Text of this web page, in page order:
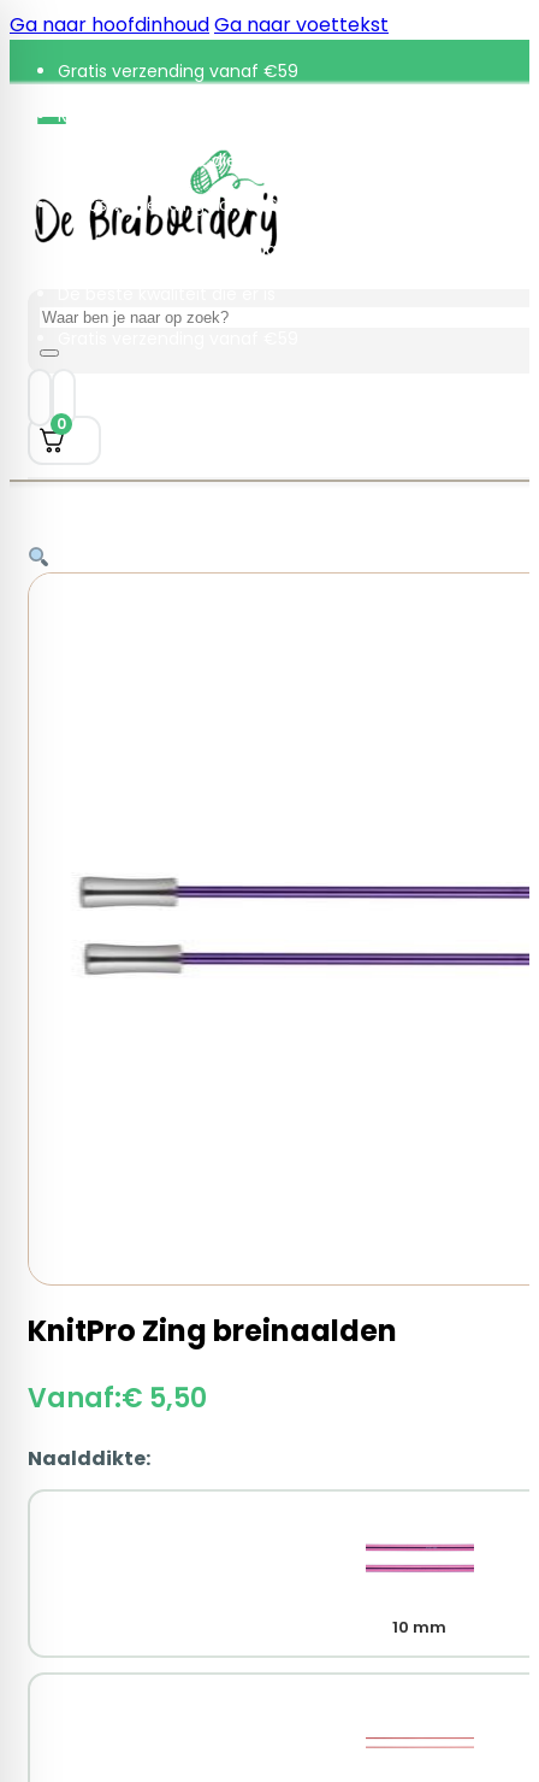
Ga naar hoofdinhoudGa naar voettekst
Gratis verzending vanaf €59
Retourneren binnen 30 dagen
De beste kwaliteit die er is
Gratis verzending vanaf €59
Retourneren binnen 30 dagen
Zoeken
0
KnitPro Zing breinaalden
Vanaf:€ 5,50
Naalddikte:
10 mm